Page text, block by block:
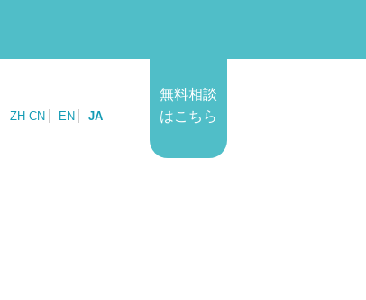
ZH-CN EN JA
無料相談
はこちら